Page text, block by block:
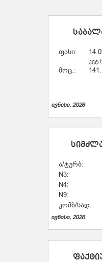
ფასი:
მოც.:
ივნისი, 2026
ა/ტურბ:
N3:
N4:
N9:
კომბ/სად:
ივნისი, 2026